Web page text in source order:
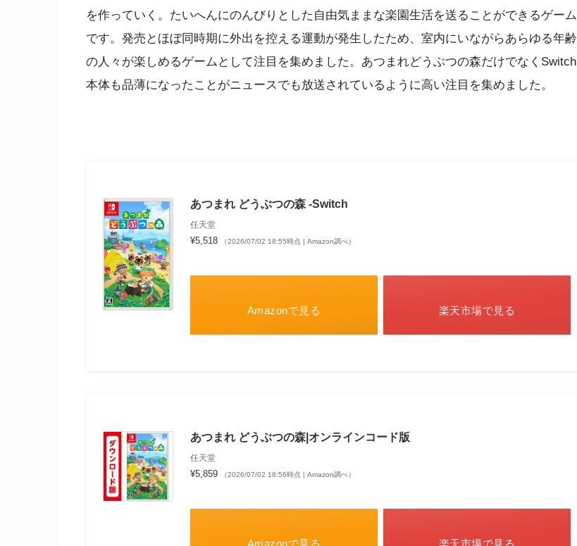
を作っていく。たいへんにのんびりとした自由気ままな楽園生活を送ることができるゲーム
です。発売とほぼ同時期に外出を控える運動が発生したため、室内にいながらあらゆる年齢
の人々が楽しめるゲームとして注目を集めました。あつまれどうぶつの森だけでなくSwitch
本体も品薄になったことがニュースでも放送されているように高い注目を集めました。
あつまれ どうぶつの森 -Switch
任天堂
¥5,518 （2026/07/02 18:55時点 | Amazon調べ）
Amazonで見る 楽天市場で見る
あつまれ どうぶつの森|オンラインコード版
任天堂
¥5,859 （2026/07/02 18:56時点 | Amazon調べ）